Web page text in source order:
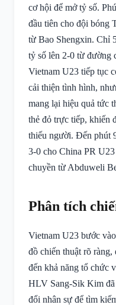
cơ hội để mở tỷ số.
đầu tiên cho đội bóng
từ Bao Shengxin. Chỉ
tỷ số lên 2-0 từ đường
Vietnam U23 tiếp tục
cải thiện tình hình,
mang lại hiệu quả tức
thẻ đỏ trực tiếp, khiến
thiếu người. Đến phút
3-0 cho China PR
chuyền từ Abduweli
Phân tích
Vietnam U23 bước
đồ chiến thuật rõ
đến khả năng tổ chức
HLV Sang-Sik Kim đã
đổi nhân sự để tìm